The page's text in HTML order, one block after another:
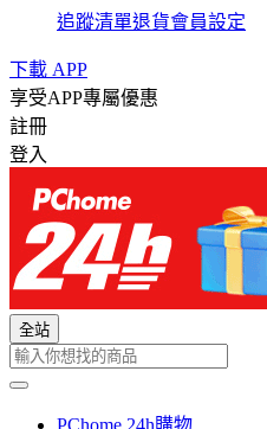
追蹤清單退貨會員設定
下載 APP
享受APP專屬優惠
註冊
登入
全站
PChome 24h購物